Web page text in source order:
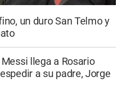
un duro San Telmo y
llega a Rosario
a su padre, Jorge